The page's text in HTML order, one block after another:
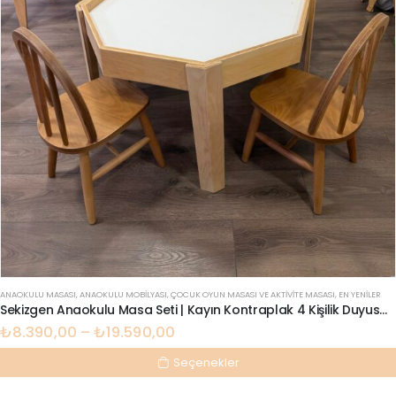
ANAOKULU MASASI, ANAOKULU MOBILYASI,ÇOCUK OYUN MASASI VE AKTIVITE MASASI, EN YENILER
Sekizgen Anaokulu Masa Seti | Kayın Kontraplak 4 Kişilik Duyusal | Lilikids Shop
₺8.390,00 –₺19.590,00
Seçenekler